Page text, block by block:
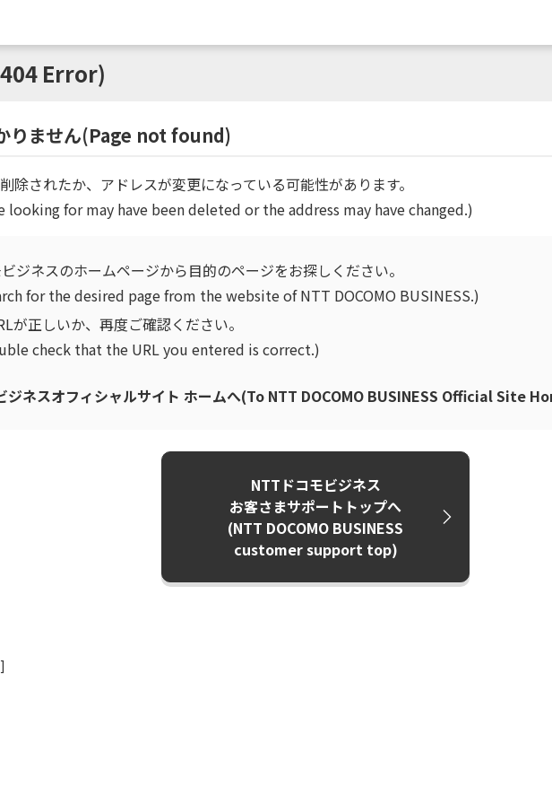
Error)
りません(Page not found)
除されたか、アドレスが変更になっている可能性があります。
looking for may have been deleted or the address may have changed.)
ジネスのホームページから目的のページをお探しください。
for the desired page from the website of NTT DOCOMO BUSINESS.)
が正しいか、再度ご確認ください。
check that the URL you entered is correct.)
ジネスオフィシャルサイト ホームへ(To NTT DOCOMO BUSINESS Official Site
NTTドコモビジネス
お客さまサポートトップへ
(NTT DOCOMO BUSINESS
customer support top)